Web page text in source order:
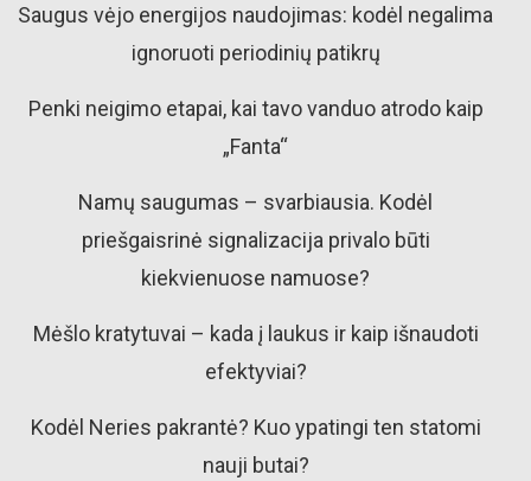
Saugus vėjo energijos naudojimas: kodėl negalima
ignoruoti periodinių patikrų
Penki neigimo etapai, kai tavo vanduo atrodo kaip
„Fanta“
Namų saugumas – svarbiausia. Kodėl
priešgaisrinė signalizacija privalo būti
kiekvienuose namuose?
Mėšlo kratytuvai – kada į laukus ir kaip išnaudoti
efektyviai?
Kodėl Neries pakrantė? Kuo ypatingi ten statomi
nauji butai?